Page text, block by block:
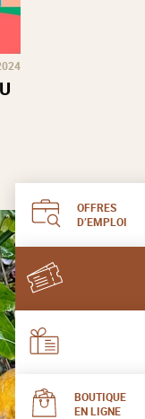
OFFRES
D’EMPLOI
BOUTIQUE
EN LIGNE